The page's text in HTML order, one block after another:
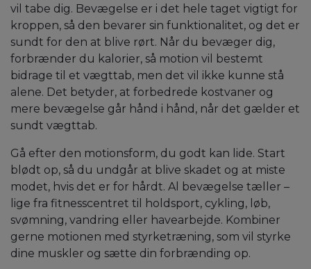
vil tabe dig. Bevægelse er i det hele taget vigtigt for
kroppen, så den bevarer sin funktionalitet, og det er
sundt for den at blive rørt. Når du bevæger dig,
forbrænder du kalorier, så motion vil bestemt
bidrage til et vægttab, men det vil ikke kunne stå
alene. Det betyder, at forbedrede kostvaner og
mere bevægelse går hånd i hånd, når det gælder et
sundt vægttab.
Gå efter den motionsform, du godt kan lide. Start
blødt op, så du undgår at blive skadet og at miste
modet, hvis det er for hårdt. Al bevægelse tæller –
lige fra fitnesscentret til holdsport, cykling, løb,
svømning, vandring eller havearbejde. Kombiner
gerne motionen med styrketræning, som vil styrke
dine muskler og sætte din forbrænding op.